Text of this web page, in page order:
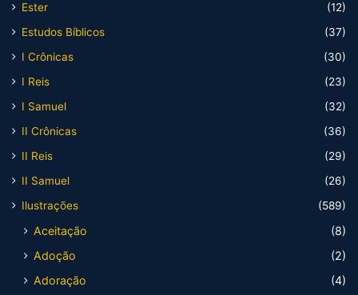
Ester
(12)
Estudos Bíblicos
(37)
I Crônicas
(30)
I Reis
(23)
I Samuel
(32)
II Crônicas
(36)
II Reis
(29)
II Samuel
(26)
Ilustrações
(589)
Aceitação
(8)
Adoção
(2)
Adoração
(4)